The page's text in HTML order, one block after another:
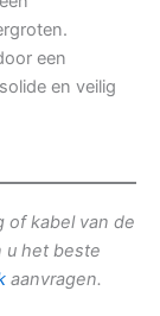
een
en veilig
of kabel van de
u het beste
aanvragen.